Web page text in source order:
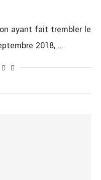
ayant fait trembler le
2018, …